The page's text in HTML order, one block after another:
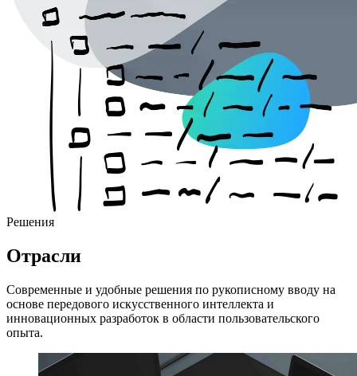
Решения
Отрасли
Современные и удобные решения по рукописному вводу на
основе передового искусственного интеллекта и
инновационных разработок в области пользовательского
опыта.